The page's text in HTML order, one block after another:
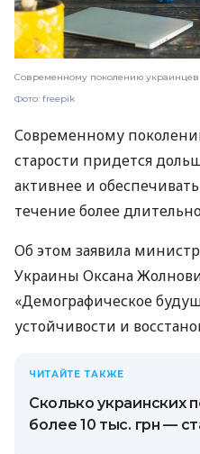
Современному поколению украинцев
Фото: freepik
Современному
старости придется
активнее и
течение более
Об этом заявила
Украины Оксана
«Демографическое
устойчивости и
ЧИТАЙТЕ ТАКЖЕ
Сколько украинских
более 10 тыс. грн —